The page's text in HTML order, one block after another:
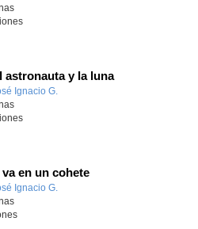
astronauta y la luna
Ignacio G.
en un cohete
Ignacio G.